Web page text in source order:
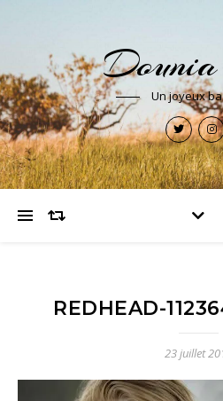
Un joyeux
REDHEAD-
23 juillet